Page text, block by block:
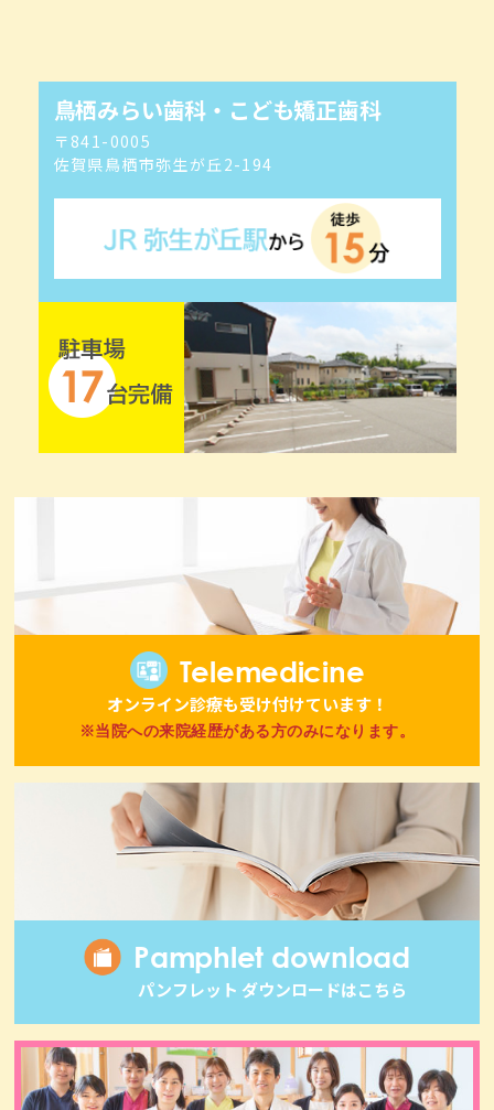
鳥栖みらい歯科・こども矯正歯科
〒841-0005
佐賀県鳥栖市弥生が丘2-194
Telemedicine
オンライン診療も受け付けています！
※当院への来院経歴がある方のみになります。
Pamphlet download
パンフレット ダウンロードはこちら